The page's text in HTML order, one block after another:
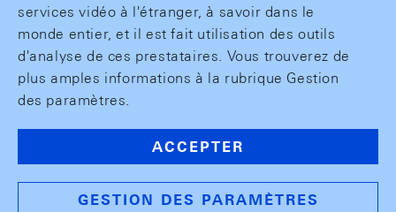
services vidéo à l'étranger, à savoir dans le
monde entier, et il est fait utilisation des outils
d'analyse de ces prestataires. Vous trouverez de
plus amples informations à la rubrique Gestion
des paramètres.
ACCEPTER
GESTION DES PARAMÈTRES